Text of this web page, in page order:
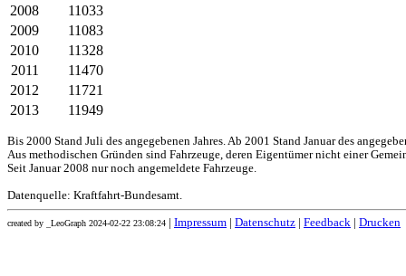
2008
11033
2009
11083
2010
11328
2011
11470
2012
11721
2013
11949
Bis 2000 Stand Juli des angegebenen Jahres. Ab 2001 Stand Januar des
Aus methodischen Gründen sind Fahrzeuge, deren Eigentümer nicht einer
Seit Januar 2008 nur noch angemeldete Fahrzeuge.
Datenquelle: Kraftfahrt-Bundesamt.
created by _LeoGraph 2024-02-22 23:08:24 Impressum Datenschutz Feedback Drucken